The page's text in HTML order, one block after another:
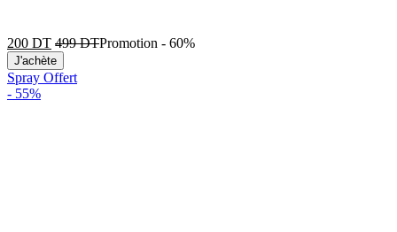
200 DT 499DTPromotion - 60%
J'achète
Spray Offert
- 55%